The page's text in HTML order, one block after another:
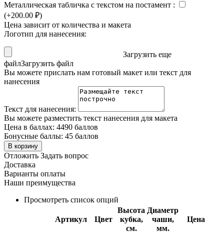
Металлическая табличка с текстом на постамент :
(+200.00 ₽)
Цена зависит от количества и макета
Логотип для нанесения:
Загрузить еще
файлЗагрузить файл
Вы можете прислать нам готовый макет или текст для
нанесения
Текст для нанесения:
Вы можете разместить текст нанесения для макета
Цена в баллах: 4490 баллов
Бонусные баллы: 45 баллов
В корзину
Отложить Задать вопрос
Доставка
Варианты оплаты
Наши преимущества
Просмотреть список опций
Артикул Цвет
Высота
кубка,
см.
Диаметр
чаши,
мм.
Цена